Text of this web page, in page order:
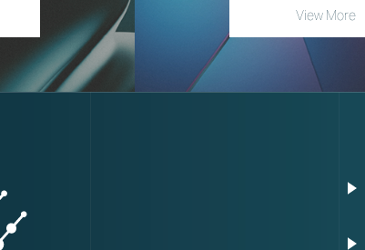
View More